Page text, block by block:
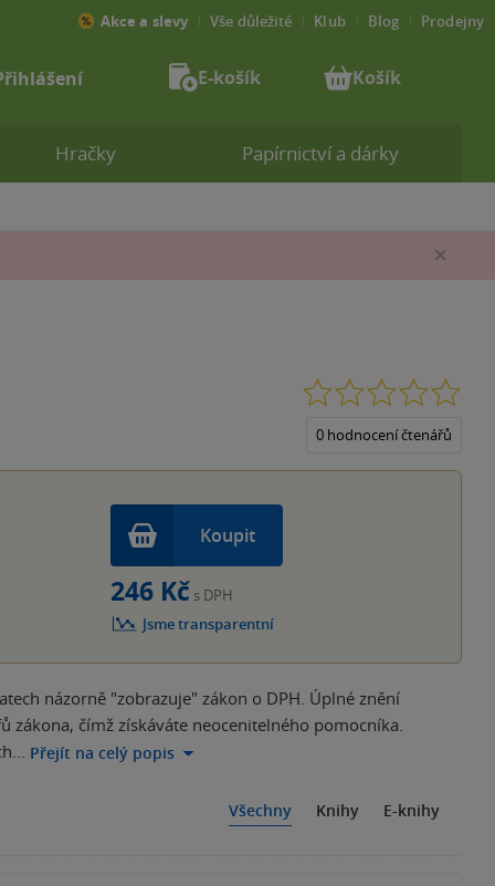
0 hodnocení čtenářů
Koupit
246 Kč s DPH
Jsme transparentní
názorně "zobrazuje" zákon o DPH. Úplné znění
čímž získáváte neocenitelného pomocníka.
Přejít na celý popis
Všechny Knihy E-knihy
Hračky Papírnictví a dárky
Akce a slevy Vše důležité Klub Blog Prodejny
E-košík Košík